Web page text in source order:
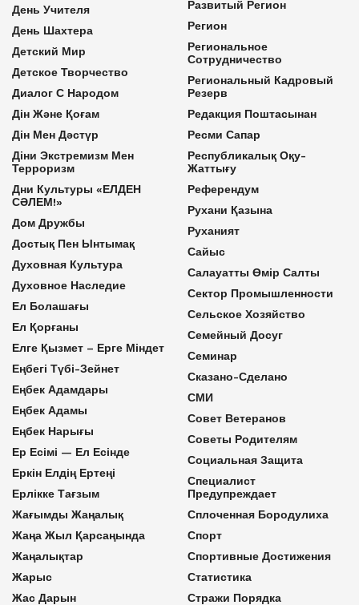
День Учителя
День Шахтера
Детский Мир
Детское Творчество
Диалог С Народом
Дін Және Қоғам
Дін Мен Дәстүр
Діни Экстремизм Мен
Терроризм
Дни Культуры «ЕЛДЕН
СӘЛЕМ!»
Дом Дружбы
Достық Пен Ынтымақ
Духовная Культура
Духовное Наследие
Ел Болашағы
Ел Қорғаны
Елге Қызмет – Ерге Міндет
Еңбегі Түбі-Зейнет
Еңбек Адамдары
Еңбек Адамы
Еңбек Нарығы
Ер Есімі — Ел Есінде
Еркін Елдің Ертеңі
Ерлікке Тағзым
Жағымды Жаңалық
Жаңа Жыл Қарсаңында
Жаңалықтар
Жарыс
Жас Дарын
Развитый Регион
Регион
Региональное
Сотрудничество
Региональный Кадровый
Резерв
Редакция Поштасынан
Ресми Сапар
Республикалық Оқу-
Жаттығу
Референдум
Рухани Қазына
Руханият
Сайыс
Салауатты Өмір Салты
Сектор Промышленности
Сельское Хозяйство
Семейный Досуг
Семинар
Сказано-Сделано
СМИ
Совет Ветеранов
Советы Родителям
Социальная Защита
Специалист
Предупреждает
Сплоченная Бородулиха
Спорт
Спортивные Достижения
Статистика
Стражи Порядка